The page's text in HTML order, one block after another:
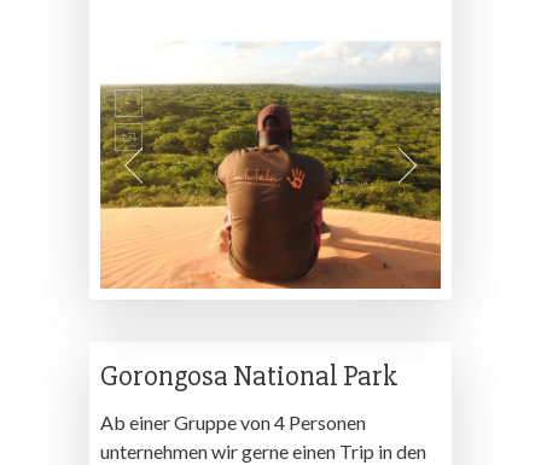
Gorongosa National Park
Ab einer Gruppe von 4 Personen
unternehmen wir gerne einen Trip in den